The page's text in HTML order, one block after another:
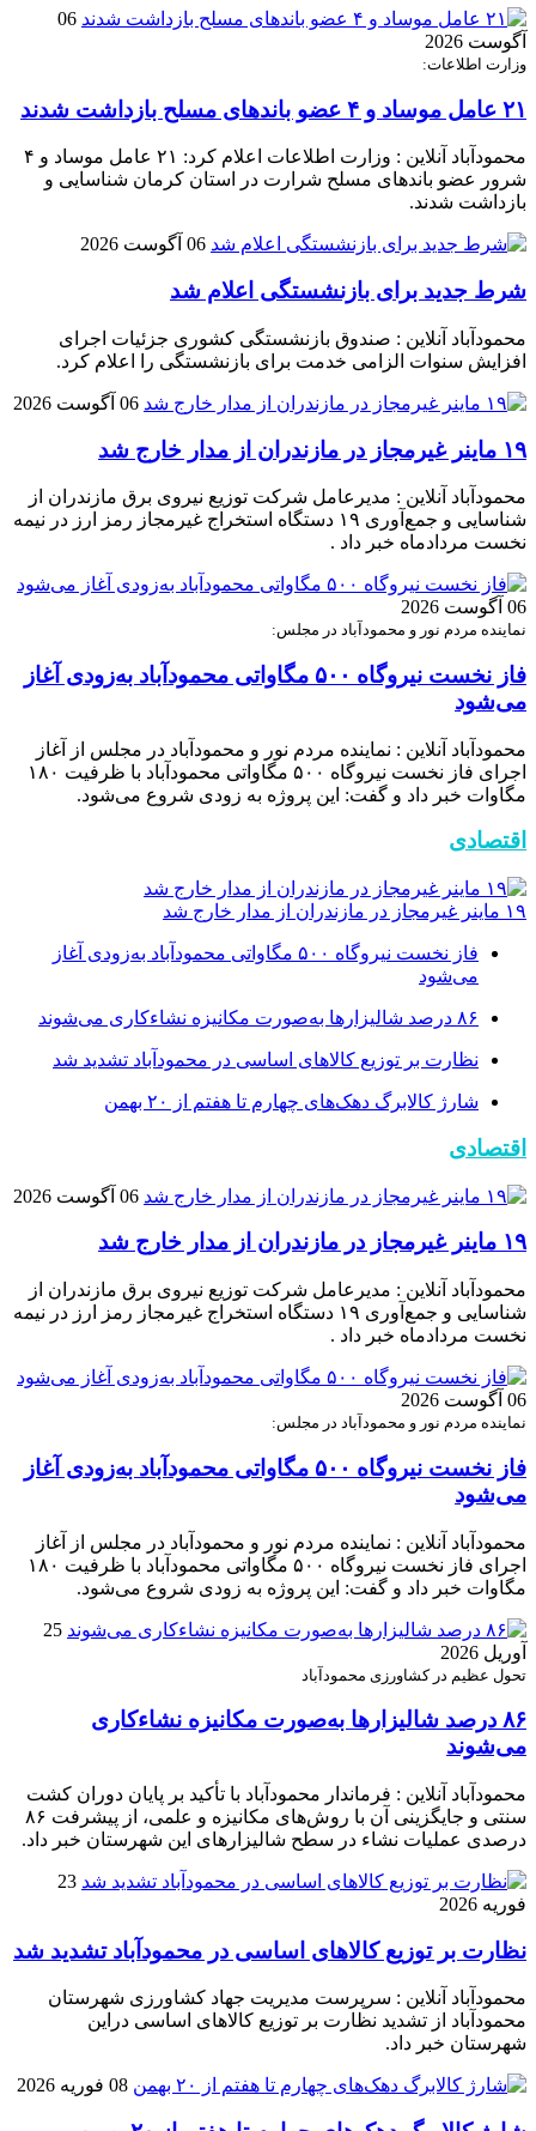
06
آگوست 2026
وزارت اطلاعات:
۲۱ عامل موساد و ۴ عضو باند‌های مسلح بازداشت شدند
محمودآباد آنلاین : وزارت اطلاعات اعلام کرد: ۲۱ عامل موساد و ۴
شرور عضو باند‌های مسلح شرارت در استان کرمان شناسایی و
بازداشت شدند.
06 آگوست 2026
شرط جدید برای بازنشستگی اعلام شد
محمودآباد آنلاین : صندوق بازنشستگی کشوری جزئیات اجرای
افزایش سنوات الزامی خدمت برای بازنشستگی را اعلام کرد.
06 آگوست 2026
۱۹ ماینر غیرمجاز در مازندران از مدار خارج شد
محمودآباد آنلاین : مدیرعامل شرکت توزیع نیروی برق مازندران از
شناسایی و جمع‌آوری ۱۹ دستگاه استخراج غیرمجاز رمز ارز در نیمه
نخست مردادماه خبر داد .
06 آگوست 2026
نماینده مردم نور و محمودآباد در مجلس:
فاز نخست نیروگاه ۵۰۰ مگاواتی محمودآباد به‌زودی آغاز
می‌شود
محمودآباد آنلاین : نماینده مردم نور و محمودآباد در مجلس از آغاز
اجرای فاز نخست نیروگاه ۵۰۰ مگاواتی محمودآباد با ظرفیت ۱۸۰
مگاوات خبر داد و گفت: این پروژه به زودی شروع می‌شود.
اقتصادی
۱۹ ماینر غیرمجاز در مازندران از مدار خارج شد
فاز نخست نیروگاه ۵۰۰ مگاواتی محمودآباد به‌زودی آغاز
می‌شود
۸۶ درصد شالیزارها به‌صورت مکانیزه نشاءکاری می‌شوند
نظارت بر توزیع کالا‌های اساسی در محمودآباد تشدید شد
شارژ کالابرگ دهک‌های چهارم تا هفتم از ۲۰ بهمن
اقتصادی
06 آگوست 2026
۱۹ ماینر غیرمجاز در مازندران از مدار خارج شد
محمودآباد آنلاین : مدیرعامل شرکت توزیع نیروی برق مازندران از
شناسایی و جمع‌آوری ۱۹ دستگاه استخراج غیرمجاز رمز ارز در نیمه
نخست مردادماه خبر داد .
06 آگوست 2026
نماینده مردم نور و محمودآباد در مجلس:
فاز نخست نیروگاه ۵۰۰ مگاواتی محمودآباد به‌زودی آغاز
می‌شود
محمودآباد آنلاین : نماینده مردم نور و محمودآباد در مجلس از آغاز
اجرای فاز نخست نیروگاه ۵۰۰ مگاواتی محمودآباد با ظرفیت ۱۸۰
مگاوات خبر داد و گفت: این پروژه به زودی شروع می‌شود.
25
آوریل 2026
تحول عظیم در کشاورزی محمودآباد
۸۶ درصد شالیزارها به‌صورت مکانیزه نشاءکاری
می‌شوند
محمودآباد آنلاین : فرماندار محمودآباد با تأکید بر پایان دوران کشت
سنتی و جایگزینی آن با روش‌های مکانیزه و علمی، از پیشرفت ۸۶
درصدی عملیات نشاء در سطح شالیزارهای این شهرستان خبر داد.
23
فوریه 2026
نظارت بر توزیع کالا‌های اساسی در محمودآباد تشدید شد
محمودآباد آنلاین : سرپرست مدیریت جهاد کشاورزی شهرستان
محمودآباد از تشدید نظارت بر توزیع کالا‌های اساسی دراین
شهرستان خبر داد.
08 فوریه 2026